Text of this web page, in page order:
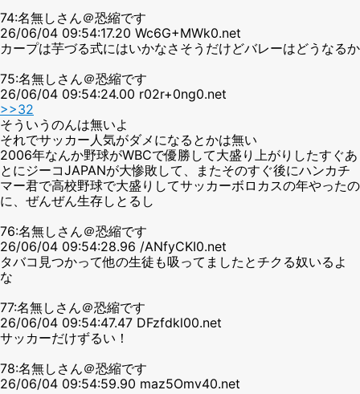
74:名無しさん＠恐縮です
26/06/04 09:54:17.20 Wc6G+MWk0.net
カープは芋づる式にはいかなさそうだけどバレーはどうなるか
75:名無しさん＠恐縮です
26/06/04 09:54:24.00 r02r+0ng0.net
>>32
そういうのんは無いよ
それでサッカー人気がダメになるとかは無い
2006年なんか野球がWBCで優勝して大盛り上がりしたすぐあ
とにジーコJAPANが大惨敗して、またそのすぐ後にハンカチ
マー君で高校野球で大盛りしてサッカーボロカスの年やったの
に、ぜんぜん生存しとるし
76:名無しさん＠恐縮です
26/06/04 09:54:28.96 /ANfyCKI0.net
タバコ見つかって他の生徒も吸ってましたとチクる奴いるよ
な
77:名無しさん＠恐縮です
26/06/04 09:54:47.47 DFzfdkl00.net
サッカーだけずるい！
78:名無しさん＠恐縮です
26/06/04 09:54:59.90 maz5Omv40.net